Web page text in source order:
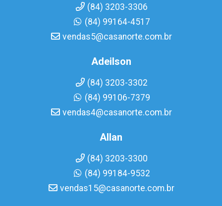
(84) 3203-3306
(84) 99164-4517
vendas5@casanorte.com.br
Adeilson
(84) 3203-3302
(84) 99106-7379
vendas4@casanorte.com.br
Allan
(84) 3203-3300
(84) 99184-9532
vendas15@casanorte.com.br